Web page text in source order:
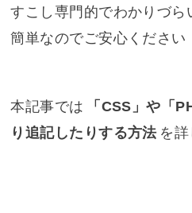
すこし専門的でわかりづ
簡単なのでご安心ください
本記事では
「CSS」や「
り追記したりする方法 を詳